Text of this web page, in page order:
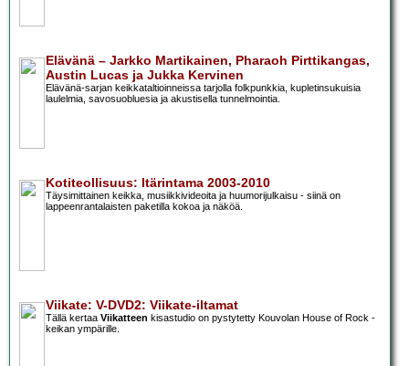
Elävänä – Jarkko Martikainen, Pharaoh Pirttikangas,
Austin Lucas ja Jukka Kervinen
Elävänä-sarjan keikkataltioinneissa tarjolla folkpunkkia, kupletinsukuisia
laulelmia, savosuobluesia ja akustisella tunnelmointia.
Kotiteollisuus: Itärintama 2003-2010
Täysimittainen keikka, musiikkivideoita ja huumorijulkaisu - siinä on
lappeenrantalaisten paketilla kokoa ja näköä.
Viikate: V-DVD2: Viikate-iltamat
Tällä kertaa Viikatteen kisastudio on pystytetty Kouvolan House of Rock -
keikan ympärille.